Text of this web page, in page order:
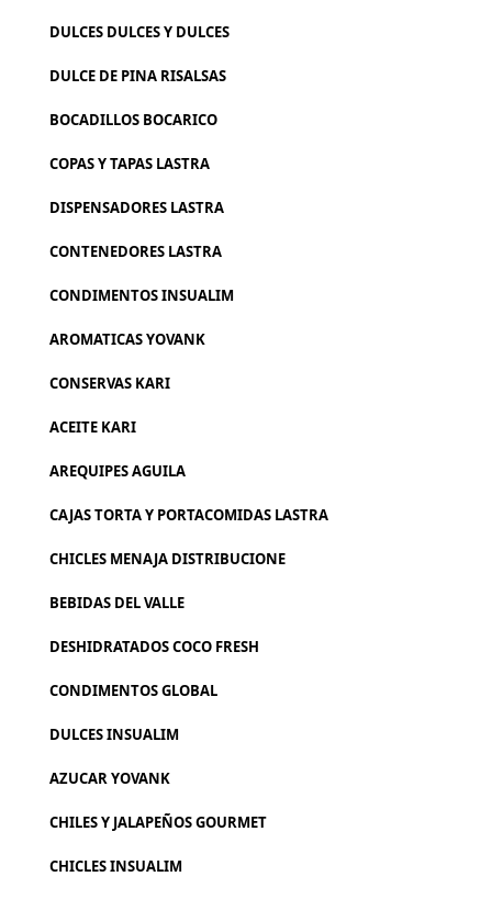
DULCES DULCES Y DULCES
DULCE DE PINA RISALSAS
BOCADILLOS BOCARICO
COPAS Y TAPAS LASTRA
DISPENSADORES LASTRA
CONTENEDORES LASTRA
CONDIMENTOS INSUALIM
AROMATICAS YOVANK
CONSERVAS KARI
ACEITE KARI
AREQUIPES AGUILA
CAJAS TORTA Y PORTACOMIDAS LASTRA
CHICLES MENAJA DISTRIBUCIONE
BEBIDAS DEL VALLE
DESHIDRATADOS COCO FRESH
CONDIMENTOS GLOBAL
DULCES INSUALIM
AZUCAR YOVANK
CHILES Y JALAPEÑOS GOURMET
CHICLES INSUALIM